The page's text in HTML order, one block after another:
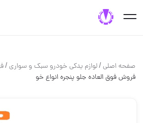
صفحه اصلی/لوازم یدکی خودرو سبک و سواری/
فروش فوق العاده جلو پنجره انواع خو